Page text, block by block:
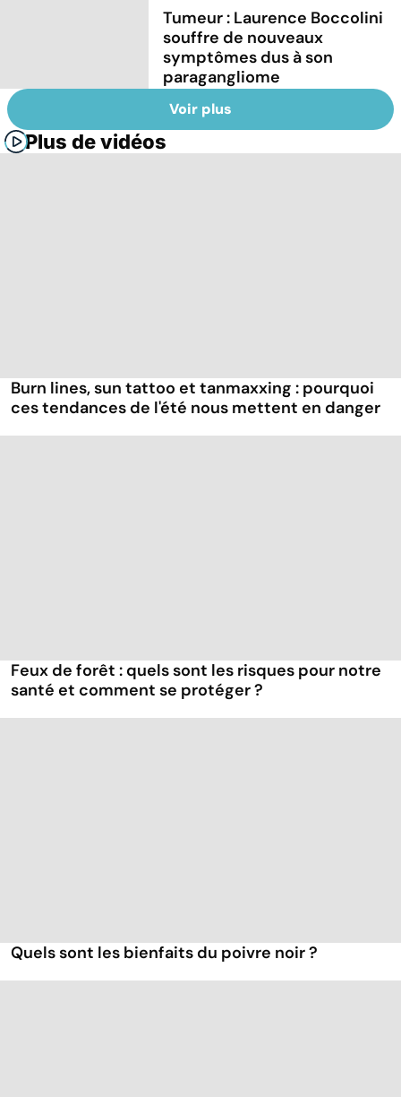
Tumeur : Laurence Boccolini
souffre de nouveaux
symptômes dus à son
paragangliome
Voir plus
Plus de vidéos
Burn lines, sun tattoo et tanmaxxing : pourquoi
ces tendances de l'été nous mettent en danger
Feux de forêt : quels sont les risques pour notre
santé et comment se protéger ?
Quels sont les bienfaits du poivre noir ?